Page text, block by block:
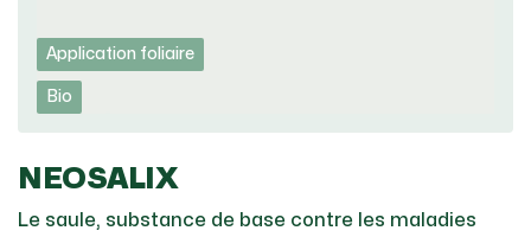
Application foliaire
Bio
NEOSALIX
Le saule, substance de base contre les maladies